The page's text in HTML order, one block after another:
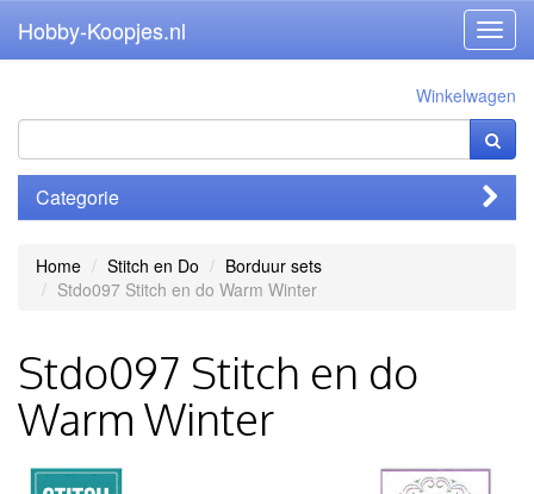
Hobby-Koopjes.nl
Winkelwagen
Categorie
Home Stitch en Do
Borduur sets
Stdo097 Stitch en do Warm Winter
Stdo097 Stitch en do
Warm Winter